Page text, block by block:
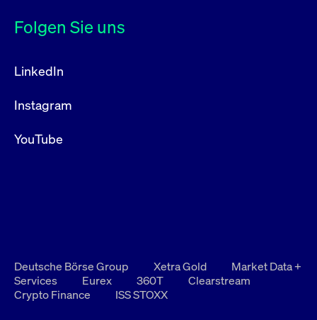
Folgen Sie uns
LinkedIn
Instagram
YouTube
Deutsche Börse Group Xetra Gold
Market Data +
Services
Eurex 360T
Clearstream
Crypto Finance
ISS STOXX